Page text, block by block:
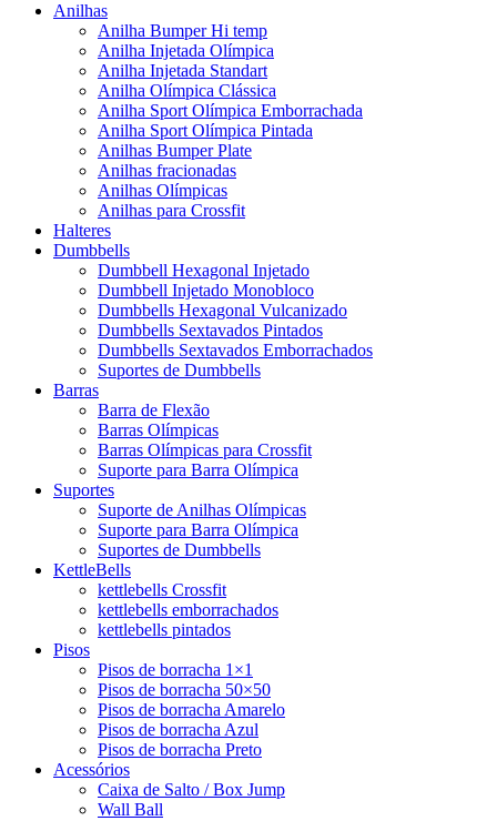
Anilhas
Anilha Bumper Hi temp
Anilha Injetada Olímpica
Anilha Injetada Standart
Anilha Olímpica Clássica
Anilha Sport Olímpica Emborrachada
Anilha Sport Olímpica Pintada
Anilhas Bumper Plate
Anilhas fracionadas
Anilhas Olímpicas
Anilhas para Crossfit
Halteres
Dumbbells
Dumbbell Hexagonal Injetado
Dumbbell Injetado Monobloco
Dumbbells Hexagonal Vulcanizado
Dumbbells Sextavados Pintados
Dumbbells Sextavados Emborrachados
Suportes de Dumbbells
Barras
Barra de Flexão
Barras Olímpicas
Barras Olímpicas para Crossfit
Suporte para Barra Olímpica
Suportes
Suporte de Anilhas Olímpicas
Suporte para Barra Olímpica
Suportes de Dumbbells
KettleBells
kettlebells Crossfit
kettlebells emborrachados
kettlebells pintados
Pisos
Pisos de borracha 1×1
Pisos de borracha 50×50
Pisos de borracha Amarelo
Pisos de borracha Azul
Pisos de borracha Preto
Acessórios
Caixa de Salto / Box Jump
Wall Ball